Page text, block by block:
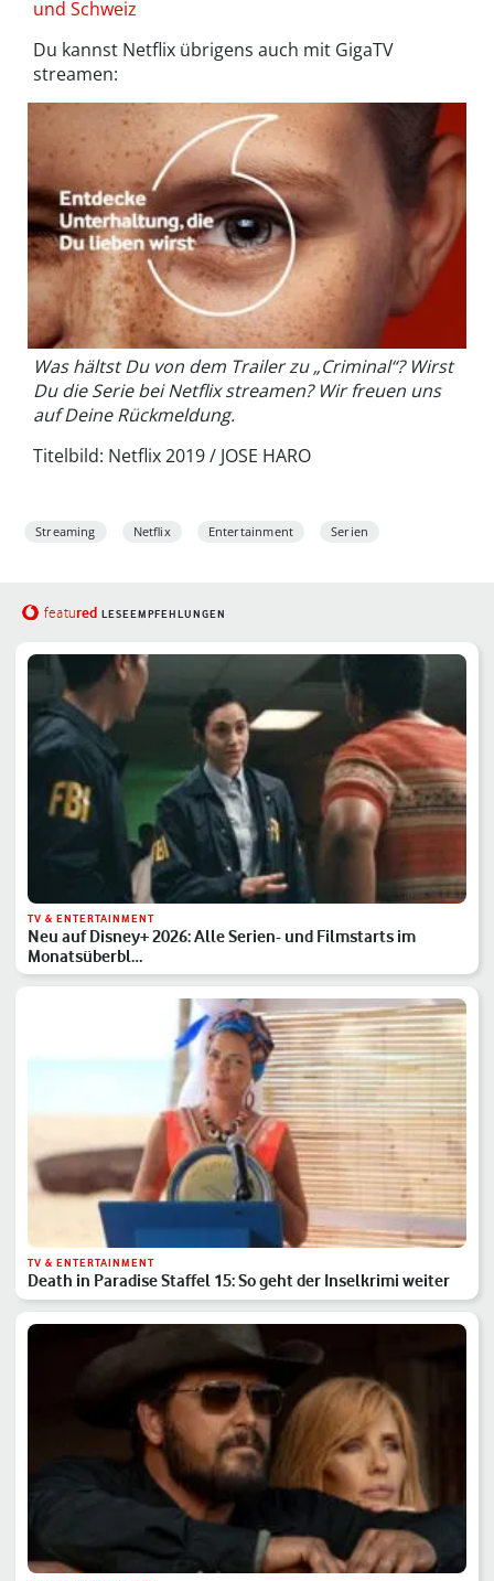
und Schweiz
Du kannst Netflix übrigens auch mit GigaTV
streamen:
Was hältst Du von dem Trailer zu „Criminal“? Wirst
Du die Serie bei Netflix streamen? Wir freuen uns
auf Deine Rückmeldung.
Titelbild: Netflix 2019 / JOSE HARO
Streaming Netflix Entertainment Serien
featured LESEEMPFEHLUNGEN
TV & ENTERTAINMENT
Neu auf Disney+ 2026: Alle Serien- und Filmstarts im
Monatsüberbl…
TV & ENTERTAINMENT
Death in Paradise Staffel 15: So geht der Inselkrimi weiter